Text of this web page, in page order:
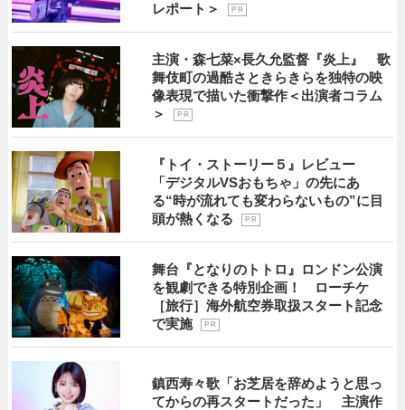
レポート＞
P R
主演・森七菜×長久允監督『炎上』 歌
舞伎町の過酷さときらきらを独特の映
像表現で描いた衝撃作＜出演者コラム
＞
P R
『トイ・ストーリー５』レビュー
「デジタルVSおもちゃ」の先にあ
る“時が流れても変わらないもの”に目
頭が熱くなる
P R
舞台『となりのトトロ』ロンドン公演
を観劇できる特別企画！ ローチケ
［旅行］海外航空券取扱スタート記念
で実施
P R
鎮西寿々歌「お芝居を辞めようと思っ
てからの再スタートだった」 主演作